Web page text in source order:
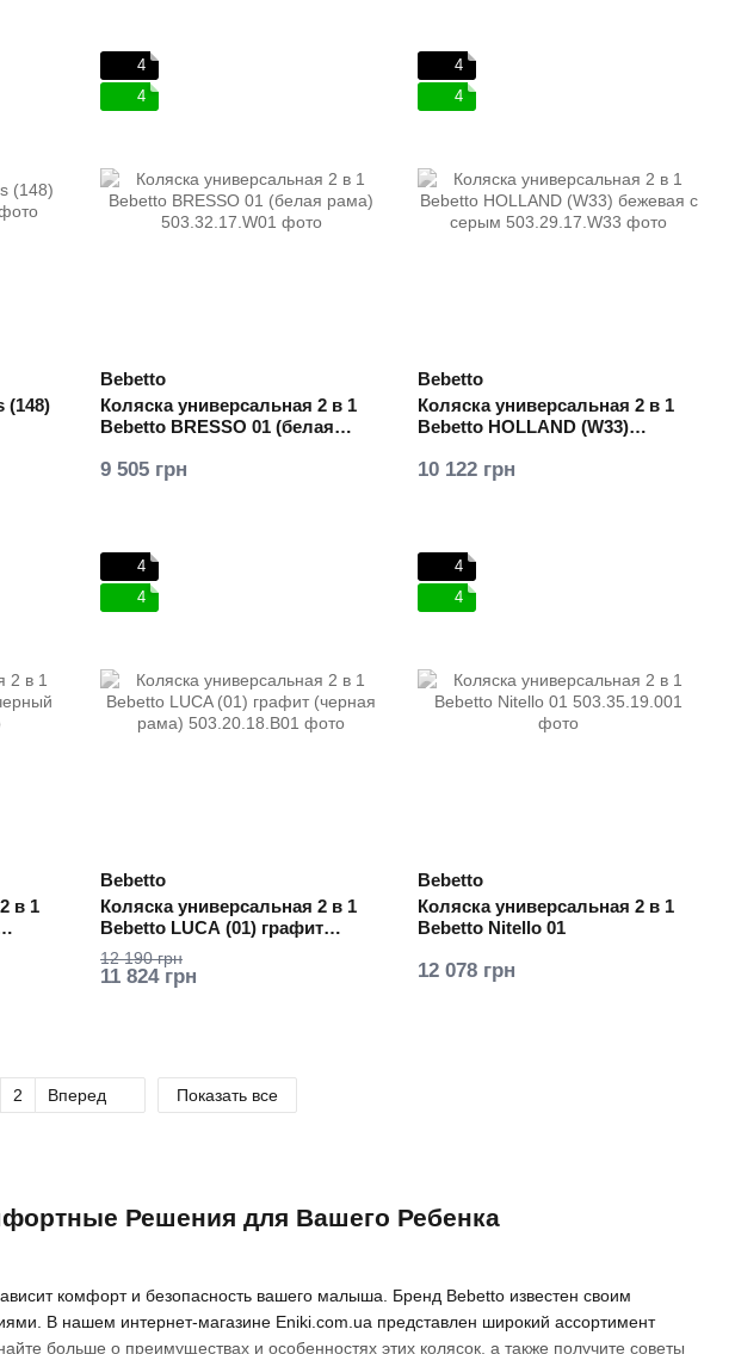
Решения для Вашего Ребенка
комфорт и безопасность вашего малыша. Бренд Bebetto известен своим
В нашем интернет-магазине Eniki.com.ua представлен широкий ассортимент
больше о преимуществах и особенностях этих колясок, а также получите советы
(148)
4
4
Bebetto
Коляска универсальная 2 в 1
Bebetto BRESSO 01 (белая
9 505 грн
4
4
Bebetto
Коляска универсальная 2 в 1
Bebetto HOLLAND (W33)
10 122 грн
в 1
4
4
Bebetto
Коляска универсальная 2 в 1
Bebetto LUCA (01) графит
(черная рама)
12 190 грн
11 824 грн
4
4
Bebetto
Коляска универсальная 2 в 1
Bebetto Nitello 01
12 078 грн
2 Вперед Показать все